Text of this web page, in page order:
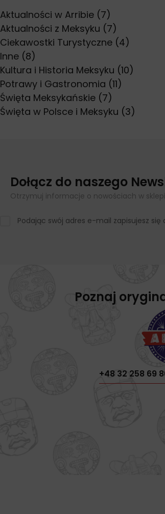
Aktualności w Arribie (7)
Aktualności z Meksyku (7)
Ciekawostki Turystyczne (4)
Inne (8)
Kultura i Historia Meksyku (10)
Potrawy i Gastronomia (11)
Święta Meksykańskie (7)
Święta w Polsce i Meksyku (3)
Dołącz do naszego
Otrzymuj informacje o nowościach w
Podając swój adres e-mail zapisujesz
Poznaj
+48 32 258 69